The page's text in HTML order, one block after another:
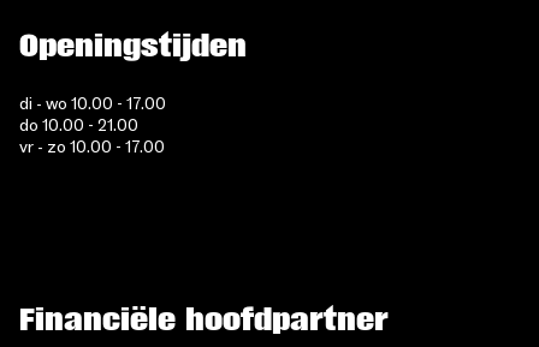
Openingstijden
di - wo 10.00 - 17.00
do 10.00 - 21.00
vr - zo 10.00 - 17.00
Financiële hoofdpartner